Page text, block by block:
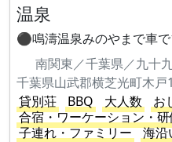
温泉
⚫︎鳴濤温泉みのやまで車
南関東／千葉県／九十
千葉県山武郡横芝光町木戸
貸別荘
BBQ 大人数 お
合宿・ワーケーション・
子連れ・ファミリー
海沿